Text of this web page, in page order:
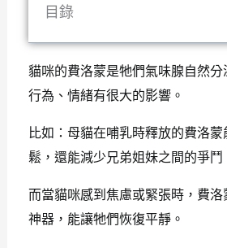
目錄
貓咪的費洛蒙是牠們氣味腺自然
行為、情緒有很大的影響。
比如：母貓在哺乳時釋放的費洛
鬆，還能減少兄弟姐妹之間的爭鬥
而當貓咪感到焦慮或緊張時，費
神器，能讓牠們恢復平靜。